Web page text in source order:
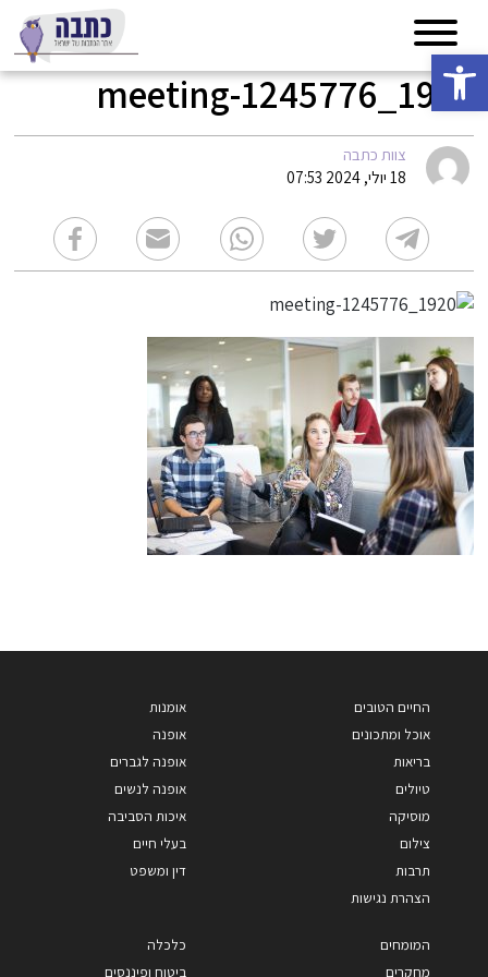
פתח סרגל נגישות
meeting-1245776_1920
צוות כתבה
18 יולי, 2024 07:53
החיים הטובים
אוכל ומתכונים
בריאות
טיולים
מוסיקה
צילום
תרבות
הצהרת נגישות
אומנות
אופנה
אופנה לגברים
אופנה לנשים
איכות הסביבה
בעלי חיים
דין ומשפט
המומחים
מחקרים
כלכלה
ביטוח ופיננסים